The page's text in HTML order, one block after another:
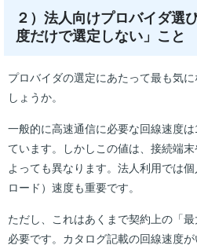
２）法人向けプロバイダ選
度だけで選定しない」こと
プロバイダの選定にあたって最も気
しょうか。
一般的に高速通信に必要な回線速度
ています。しかしこの値は、接続端
よっても異なります。法人利用では
ロード）速度も重要です。
ただし、これはあくまで契約上の「
必要です。カタログ記載の回線速度